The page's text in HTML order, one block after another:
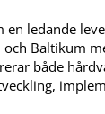
en ledande
Baltikum
både